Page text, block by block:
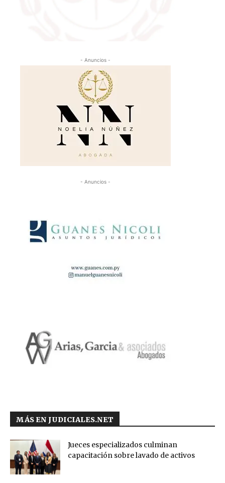
- Anuncios -
- Anuncios -
MÁS EN JUDICIALES.NET
Jueces especializados culminan
capacitación sobre lavado de activos